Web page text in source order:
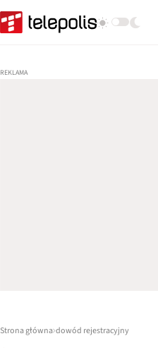
Strona główna dowód rejestracyjny